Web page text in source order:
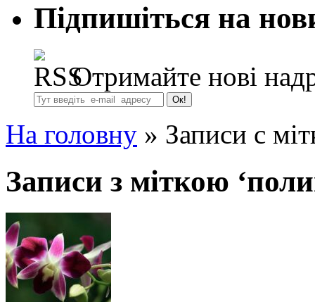
Підпишіться на
Отримайте нові
На головну » Записи с
Записи з міткою